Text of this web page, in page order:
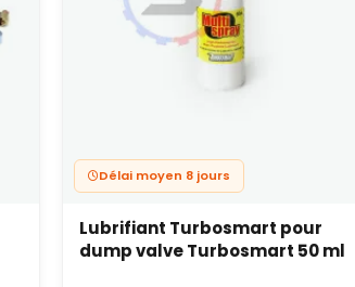
Délai moyen 8 jours
Lubrifiant Turbosmart pour
dump valve Turbosmart 50 ml